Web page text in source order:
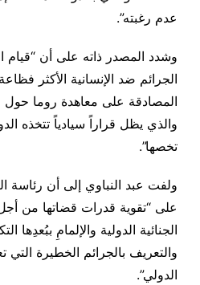
عدم رغبته”.
وشدد المصدر ذاته على أن “قيام
الجرائم ضد الإنسانية الأكثر
المصادقة على معاهدة روما حول
والذي يظل قراراً سيادياً تتخذه
تخصها”.
ولفت عبد النباوي إلى أن رئاسة
على “تقوية قدرات قضاتها من
الجنائية الدولية والإلمامِ ببُعدِها
والتعريف بالجرائم الخطيرة التي
الدولي”.